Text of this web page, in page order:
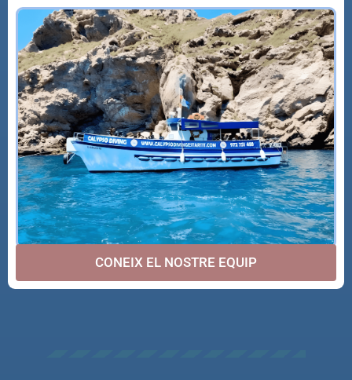
CONEIX EL NOSTRE EQUIP